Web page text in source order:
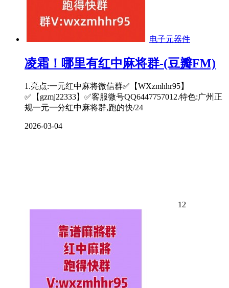
电子元器件
凌霜！哪里有红中麻将群-(豆瓣FM)
1.亮点:一元红中麻将微信群✅【WXzmhhr95】
✅【gzmj22333】✅客服微号QQ6447757012.特色:广州正
规一元一分红中麻将群,跑的快/24
2026-03-04
12